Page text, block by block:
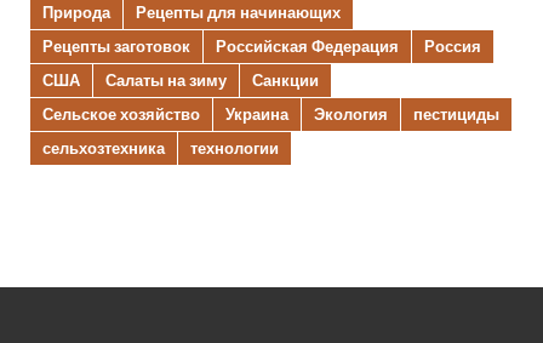
Природа
Рецепты для начинающих
Рецепты заготовок
Российская Федерация
Россия
США
Салаты на зиму
Санкции
Сельское хозяйство
Украина Экология
пестициды
сельхозтехника
технологии